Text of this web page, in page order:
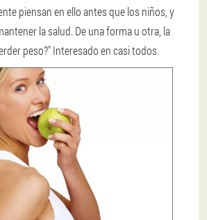
piensan en ello antes que los niños, y
la salud. De una forma u otra, la
peso?" Interesado en casi todos.